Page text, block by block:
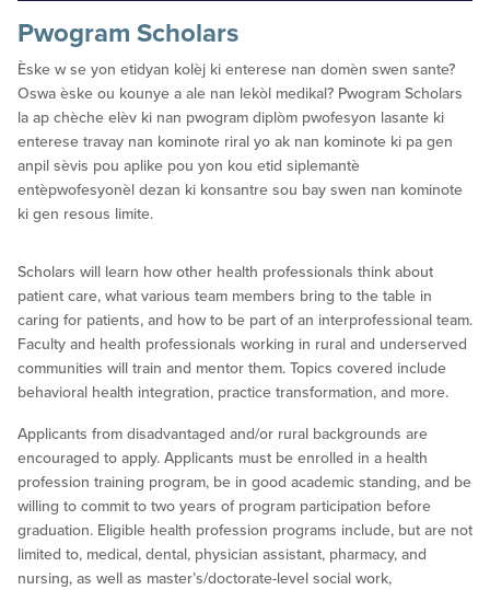
Pwogram Scholars
Èske w se yon etidyan kolèj ki enterese nan domèn swen sante?
Oswa èske ou kounye a ale nan lekòl medikal? Pwogram Scholars
la ap chèche elèv ki nan pwogram diplòm pwofesyon lasante ki
enterese travay nan kominote riral yo ak nan kominote ki pa gen
anpil sèvis pou aplike pou yon kou etid siplemantè
entèpwofesyonèl dezan ki konsantre sou bay swen nan kominote
ki gen resous limite.
Scholars will learn how other health professionals think about
patient care, what various team members bring to the table in
caring for patients, and how to be part of an interprofessional team.
Faculty and health professionals working in rural and underserved
communities will train and mentor them. Topics covered include
behavioral health integration, practice transformation, and more.
Applicants from disadvantaged and/or rural backgrounds are
encouraged to apply. Applicants must be enrolled in a health
profession training program, be in good academic standing, and be
willing to commit to two years of program participation before
graduation. Eligible health profession programs include, but are not
limited to, medical, dental, physician assistant, pharmacy, and
nursing, as well as master’s/doctorate-level social work,